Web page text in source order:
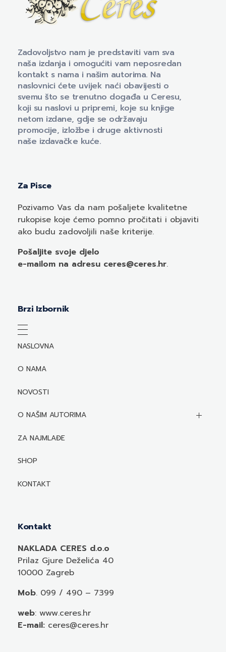
Zadovoljstvo nam je predstaviti vam sva
naša izdanja i omogućiti vam neposredan
kontakt s nama i našim autorima. Na
naslovnici ćete uvijek naći obavijesti o
svemu što se trenutno događa u Ceresu,
koji su naslovi u pripremi, koje su knjige
netom izdane, gdje se održavaju
promocije, izložbe i druge aktivnosti
naše izdavačke kuće.
Za Pisce
Pozivamo Vas da nam pošaljete kvalitetne
rukopise koje ćemo pomno pročitati i objaviti
ako budu zadovoljili naše kriterije.
Pošaljite svoje djelo
e-mailom na adresu ceres@ceres.hr.
Brzi Izbornik
NASLOVNA
O NAMA
NOVOSTI
O NAŠIM AUTORIMA
Biografije autora
Mediji o autorima i njihovim naslovima
ZA NAJMLAĐE
SHOP
KONTAKT
Kontakt
NAKLADA CERES d.o.o
Prilaz Gjure Deželića 40
10000 Zagreb
Mob. 099 / 490 – 7399
web: www.ceres.hr
E-mail: ceres@ceres.hr